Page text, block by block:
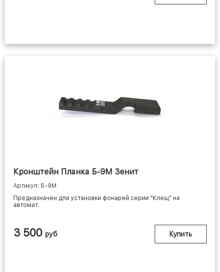
Кронштейн Планка Б-9М Зенит
Артикул: Б-9М
Предназначен для установки фонарей серии "Клещ" на
автомат.
3 500 руб Купить